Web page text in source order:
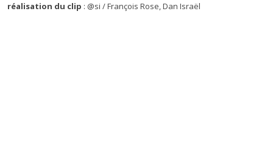
réalisation du clip : @si / François Rose, Dan Israël